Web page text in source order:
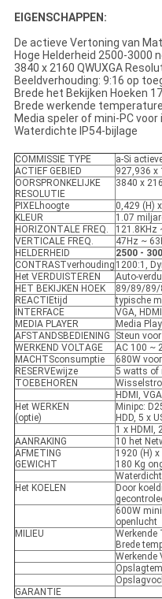
EIGENSCHAPPEN:
De actieve Vertoning van
Hoge Helderheid 2500-3000
3840 x 2160 QWUXGA
Beeldverhouding: 9:16 op
Brede het Bekijken Hoeken
Brede werkende
Media speler of mini-PC
Waterdichte IP54-bijlage
COMMISSIE TYPE
a-Si
ACTIEF GEBIED
927,936 x
OORSPRONKELIJKE
RESOLUTIE
3840 x
PIXELhoogte
0,429 (H)
KLEUR
1.07
HORIZONTALE FREQ.
121.8KHz
VERTICALE FREQ.
47Hz ~
HELDERHEID
2500 -
CONTRASTverhouding 1200:1,
Het VERDUISTEREN
Auto-
HET BEKIJKEN HOEK
89/89/89/
REACTIEtijd
typische
INTERFACE
VGA,
MEDIA PLAYER
Media
AFSTANDSBEDIENING
Steun
WERKEND VOLTAGE
AC 100 ~
MACHTSconsumptie
680W
RESERVEwijze
5 watts of
TOEBEHOREN
HDMI,
Het WERKEN
(optie)
Minipc:
HDD, 5 x
1 x HDMI,
AANRAKING
10 het
AFMETING
GEWICHT
1920 (H)
180 Kg
Het KOELEN
Door
600W
openlucht
MILIEU
Werkende
Brede
Werkende
GARANTIE